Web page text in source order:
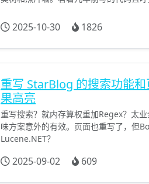
2025-10-30 1826
重写 StarBlog 的搜索功能
果高亮
重写搜索？就内存算权重加Regex？太
味方案意外的有效。页面也重写了，但
Lucene.NET？
2025-09-02 609